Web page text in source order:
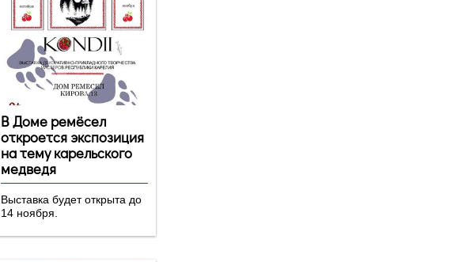
В Доме ремёсел
откроется экспозиция
на тему карельского
медведя
Выставка будет открыта до
14 ноября.